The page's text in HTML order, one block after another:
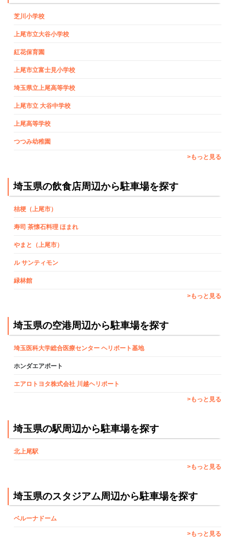
芝川小学校
上尾市立大谷小学校
紅花保育園
上尾市立富士見小学校
埼玉県立上尾高等学校
上尾市立 大谷中学校
上尾高等学校
つつみ幼稚園
>もっと見る
埼玉県の飲食店周辺から駐車場を探す
桔梗（上尾市）
寿司 茶懐石料理 ほまれ
やまと（上尾市）
ル サンティモン
緑林館
>もっと見る
埼玉県の空港周辺から駐車場を探す
埼玉医科大学総合医療センター ヘリポート基地
ホンダエアポート
エアロトヨタ株式会社 川越ヘリポート
>もっと見る
埼玉県の駅周辺から駐車場を探す
北上尾駅
>もっと見る
埼玉県のスタジアム周辺から駐車場を探す
ベルーナドーム
>もっと見る